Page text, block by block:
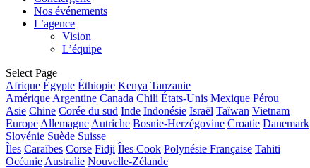
Nos événements
L’agence
Vision
L’équipe
Select Page
Afrique Égypte Éthiopie Kenya Tanzanie
Amérique Argentine Canada Chili États-Unis Mexique Pérou
Asie Chine Corée du sud Inde Indonésie Israël Taïwan Vietnam
Europe Allemagne Autriche Bosnie-Herzégovine Croatie Danemark
Slovénie Suède Suisse
Îles Caraïbes Corse Fidji Îles Cook Polynésie Française Tahiti
Océanie Australie Nouvelle-Zélande